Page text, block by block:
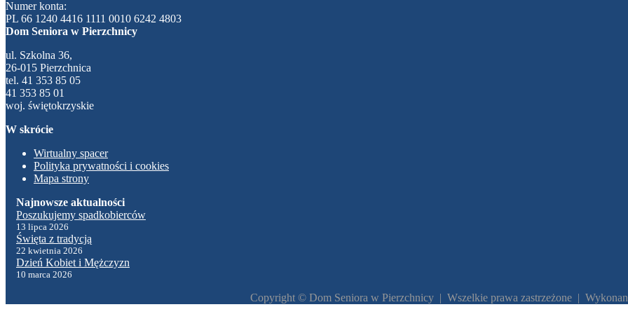
Numer konta:
PL 66 1240 4416 1111 0010 6242 4803
Dom Seniora w Pierzchnicy
ul. Szkolna 36,
26-015 Pierzchnica
tel. 41 353 85 05
41 353 85 01
woj. świętokrzyskie
W skrócie
Wirtualny spacer
Polityka prywatności i cookies
Mapa strony
Poszukujemy spadkobierców
13 lipca 2026
Święta z tradycją
22 kwietnia 2026
Dzień Kobiet i Mężczyzn
10 marca 2026
Copyright © Dom Seniora w Pierzchnicy | Wszelkie prawa zastrzeżone |